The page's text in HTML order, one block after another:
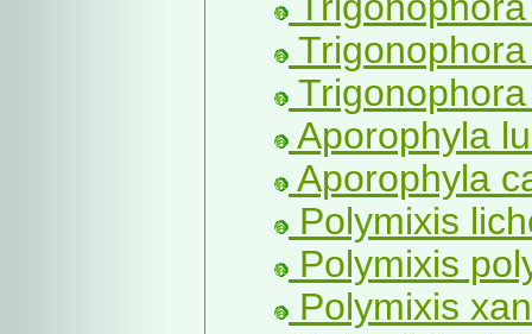
Aporophyla
Aporophyla
Polymixis
Polymixis
Polymixis